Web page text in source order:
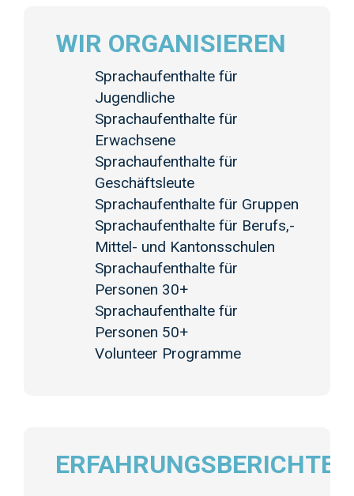
WIR ORGANISIEREN
Sprachaufenthalte für
Jugendliche
Sprachaufenthalte für
Erwachsene
Sprachaufenthalte für
Geschäftsleute
Sprachaufenthalte für Gruppen
Sprachaufenthalte für Berufs,-
Mittel- und Kantonsschulen
Sprachaufenthalte für
Personen 30+
Sprachaufenthalte für
Personen 50+
Volunteer Programme
ERFAHRUNGSBERICHTE